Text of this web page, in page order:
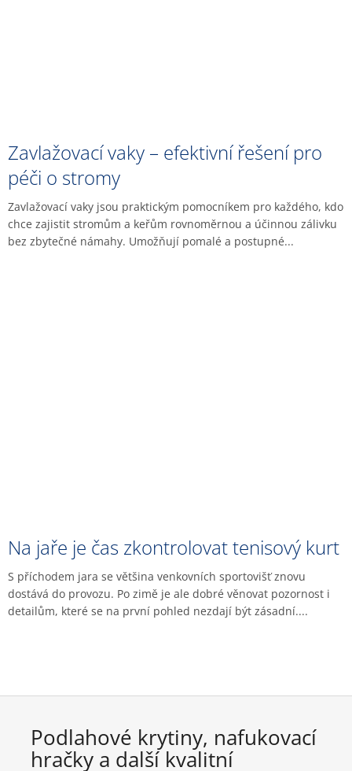
Zavlažovací vaky – efektivní řešení pro
péči o stromy
Zavlažovací vaky jsou praktickým pomocníkem pro každého, kdo
chce zajistit stromům a keřům rovnoměrnou a účinnou zálivku
bez zbytečné námahy. Umožňují pomalé a postupné...
Na jaře je čas zkontrolovat tenisový kurt
S příchodem jara se většina venkovních sportovišť znovu
dostává do provozu. Po zimě je ale dobré věnovat pozornost i
detailům, které se na první pohled nezdají být zásadní....
Podlahové krytiny, nafukovací
hračky a další kvalitní